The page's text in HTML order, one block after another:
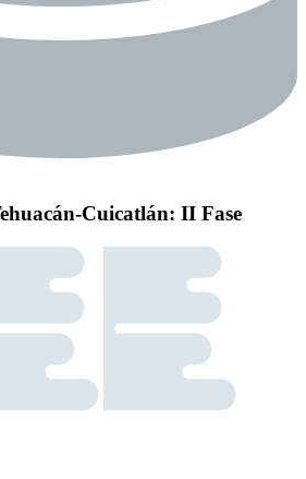
Cuicatlán: II Fase